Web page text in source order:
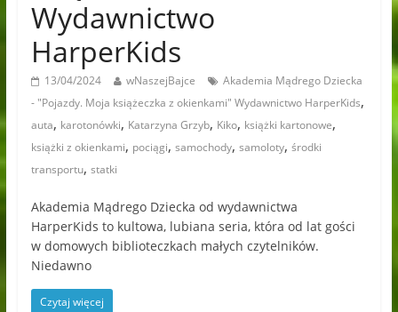
Wydawnictwo
HarperKids
13/04/2024 wNaszejBajce
Akademia Mądrego Dziecka
- "Pojazdy. Moja książeczka z okienkami" Wydawnictwo HarperKids,
auta, karotonówki, Katarzyna Grzyb, Kiko, książki kartonowe,
książki z okienkami, pociągi, samochody, samoloty, środki
transportu, statki
Akademia Mądrego Dziecka od wydawnictwa
HarperKids to kultowa, lubiana seria, która od lat gości
w domowych biblioteczkach małych czytelników.
Niedawno
Czytaj więcej